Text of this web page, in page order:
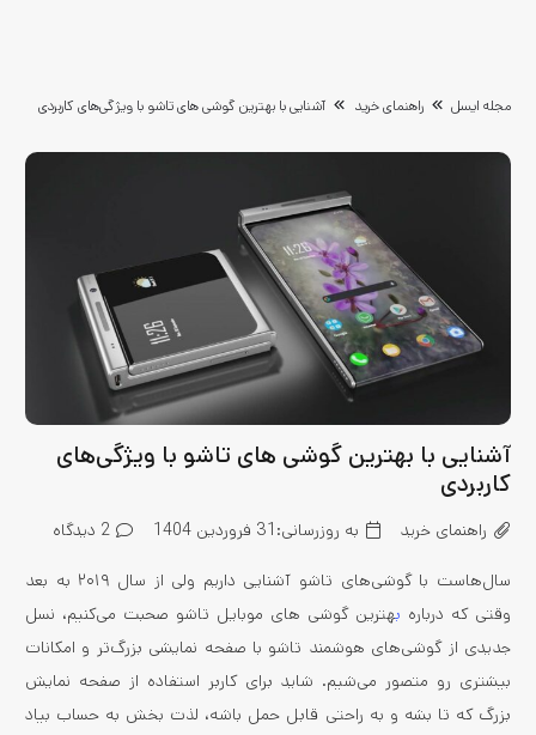
مجله ایسل راهنمای خرید آشنایی با بهترین گوشی های تاشو با ویژگی‌های کاربردی
آشنایی با بهترین گوشی های تاشو با ویژگی‌های
کاربردی
راهنمای خرید به روزرسانی: 31 فروردین 1404 2 دیدگاه
سال‌هاست با گوشی‌های تاشو آشنایی داریم ولی از سال ۲۰۱۹ به بعد
وقتی که درباره بهترین گوشی های موبایل تاشو صحبت‌ می‌کنیم، نسل
جدیدی از گوشی‌های هوشمند تاشو با صفحه نمایشی بزرگ‌تر و امکانات
بیشتری رو متصور می‌شیم. شاید برای کاربر استفاده از صفحه نمایش
بزرگ که تا بشه و به راحتی قابل حمل باشه، لذت بخش‌ به حساب بیاد